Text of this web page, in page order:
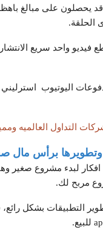
يحصلون على مبالغ
الحلقة.
فيديو واحد سريع
التداول العالميه
وتطويرها برأس مال
افكار لبدء مشروع صغير
مربح لك.
التطبيقات بشكل رائع،